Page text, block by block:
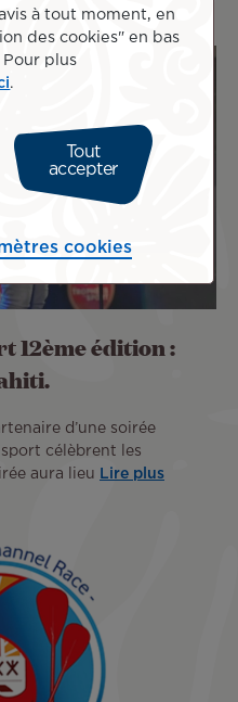
12ème édition :
d’une soirée
sport célèbrent les
aura lieu
Lire plus
à tout moment, en
des cookies" en bas
plus
.
Tout
accepter
cookies